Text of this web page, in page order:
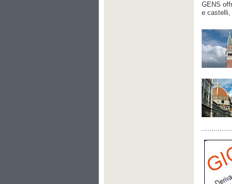
GENS
e castelli,